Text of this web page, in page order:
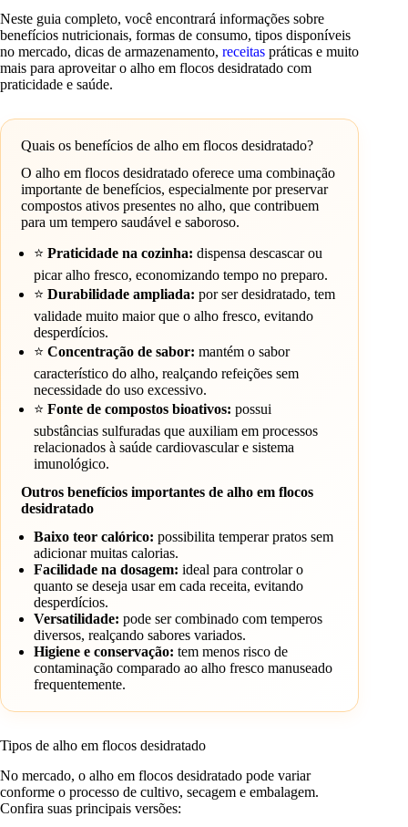
Neste guia completo, você encontrará informações sobre
benefícios nutricionais, formas de consumo, tipos disponíveis
no mercado, dicas de armazenamento, receitas práticas e muito
mais para aproveitar o alho em flocos desidratado com
praticidade e saúde.
Quais os benefícios de alho em flocos desidratado?
O alho em flocos desidratado oferece uma combinação
importante de benefícios, especialmente por preservar
compostos ativos presentes no alho, que contribuem
para um tempero saudável e saboroso.
⭐Praticidade na cozinha: dispensa descascar ou
picar alho fresco, economizando tempo no preparo.
⭐Durabilidade ampliada: por ser desidratado, tem
validade muito maior que o alho fresco, evitando
desperdícios.
⭐Concentração de sabor: mantém o sabor
característico do alho, realçando refeições sem
necessidade do uso excessivo.
⭐Fonte de compostos bioativos: possui
substâncias sulfuradas que auxiliam em processos
relacionados à saúde cardiovascular e sistema
imunológico.
Outros benefícios importantes de alho em flocos
desidratado
Baixo teor calórico: possibilita temperar pratos sem
adicionar muitas calorias.
Facilidade na dosagem: ideal para controlar o
quanto se deseja usar em cada receita, evitando
desperdícios.
Versatilidade: pode ser combinado com temperos
diversos, realçando sabores variados.
Higiene e conservação: tem menos risco de
contaminação comparado ao alho fresco manuseado
frequentemente.
Tipos de alho em flocos desidratado
No mercado, o alho em flocos desidratado pode variar
conforme o processo de cultivo, secagem e embalagem.
Confira suas principais versões: